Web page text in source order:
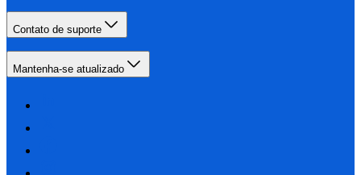
Contato de suporte
Mantenha-se atualizado